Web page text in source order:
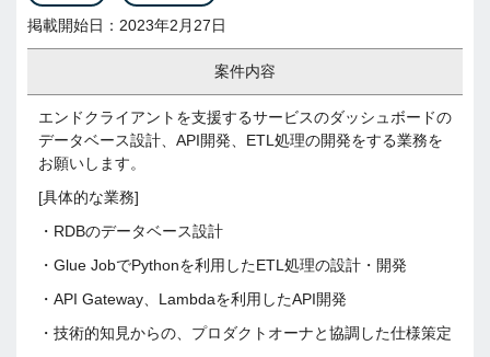
掲載開始日：2023年2月27日
案件内容
エンドクライアントを支援するサービスのダッシュボードの
データベース設計、API開発、ETL処理の開発をする業務を
お願いします。
[具体的な業務]
・RDBのデータベース設計
・Glue JobでPythonを利用したETL処理の設計・開発
・API Gateway、Lambdaを利用したAPI開発
・技術的知見からの、プロダクトオーナと協調した仕様策定